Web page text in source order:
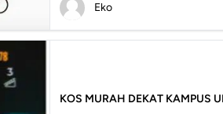
Eko
KOS MURAH DEKAT KAMPUS